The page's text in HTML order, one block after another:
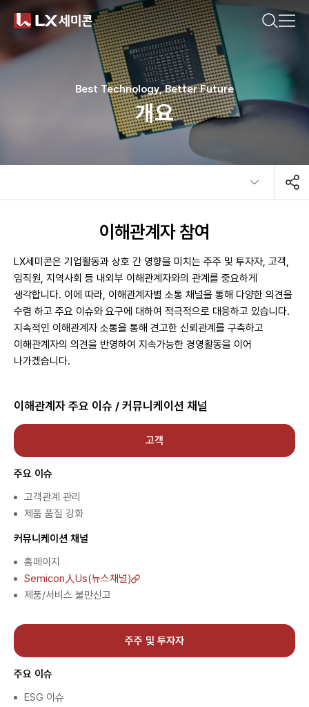
KRENCN(简体)CN(繁體)JP
지속가능경영
궁금한 내용을 검색해보세요.
#Timing Controller
#Motor IC
#방열기판
#Ceramic Substrate
최근 검색어
Best Technology, Better Future
개요
이해관계자 참여
LX세미콘은 기업활동과 상호 간 영향을 미치는 주주 및 투자자, 고객,
임직원, 지역사회 등 내외부 이해관계자와의 관계를 중요하게
생각합니다. 이에 따라, 이해관계자별 소통 채널을 통해 다양한 의견을
수렴 하고 주요 이슈와 요구에 대하여 적극적으로 대응하고 있습니다.
지속적인 이해관계자 소통을 통해 견고한 신뢰관계를 구축하고
이해관계자의 의견을 반영하여 지속가능한 경영활동을 이어
나가겠습니다.
이해관계자 주요 이슈 / 커뮤니케이션 채널
고객
주요 이슈
고객관계 관리
제품 품질 강화
커뮤니케이션 채널
홈페이지
Semicon人Us(뉴스채널)
제품/서비스 불만신고
주주 및 투자자
주요 이슈
ESG 이슈